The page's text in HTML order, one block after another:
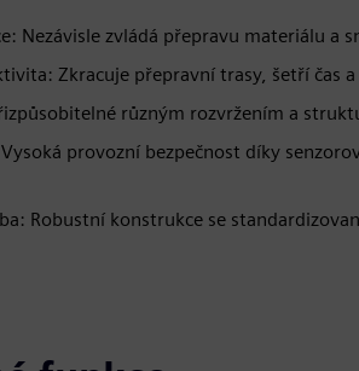
Nezávisle zvládá přepravu materiálu a
Zkracuje přepravní trasy, šetří čas
různým rozvržením a
provozní bezpečnost díky
Robustní konstrukce se